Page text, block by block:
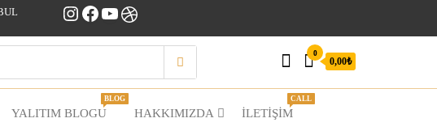
Instagram
Facebook
YouTube
Dribbble
0
0,00₺
YALITIM BLOGU
BLOG
HAKKIMIZDA İLETIŞIM
CALL